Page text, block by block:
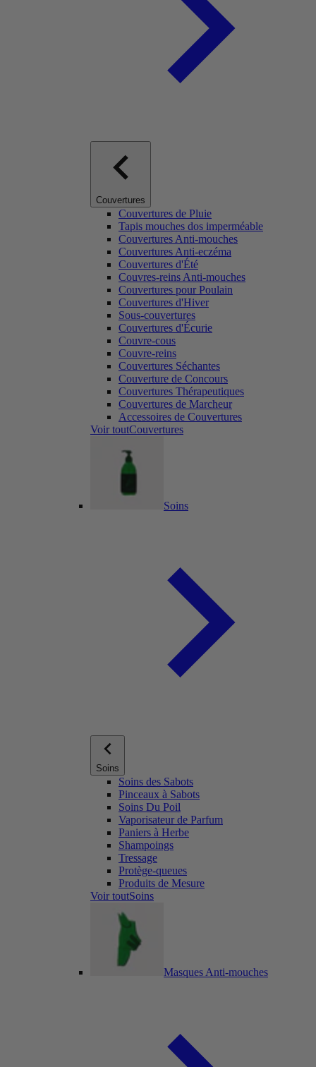
Couvertures
Couvertures de Pluie
Tapis mouches dos imperméable
Couvertures Anti-mouches
Couvertures Anti-eczéma
Couvertures d'Été
Couvres-reins Anti-mouches
Couvertures pour Poulain
Couvertures d'Hiver
Sous-couvertures
Couvertures d'Écurie
Couvre-cous
Couvre-reins
Couvertures Séchantes
Couverture de Concours
Couvertures Thérapeutiques
Couvertures de Marcheur
Accessoires de Couvertures
Voir toutCouvertures
Soins
Soins
Soins des Sabots
Pinceaux à Sabots
Soins Du Poil
Vaporisateur de Parfum
Paniers à Herbe
Shampoings
Tressage
Protège-queues
Produits de Mesure
Voir toutSoins
Masques Anti-mouches